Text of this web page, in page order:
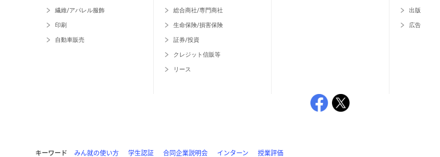
繊維/アパレル服飾
印刷
自動車販売
総合商社/専門商社
生命保険/損害保険
証券/投資
クレジット信販等
リース
出版
広告
キーワード みん就の使い方 学生認証 合同企業説明会 インターン 授業評価